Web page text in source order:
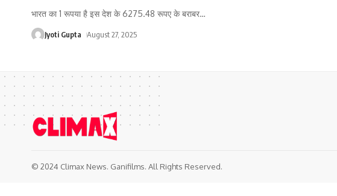
भारत का 1 रूपया है इस देश के 6275.48 रूपए के बराबर…
Jyoti Gupta August 27, 2025
© 2024 Climax News. Ganifilms. All Rights Reserved.